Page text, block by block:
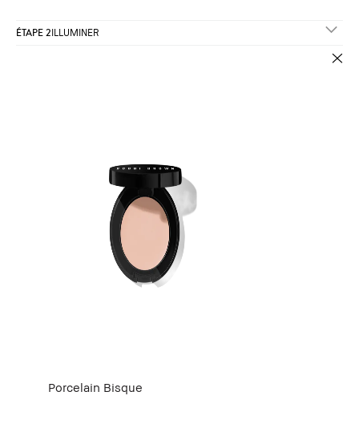
ÉTAPE 2ILLUMINER
Porcelain Bisque